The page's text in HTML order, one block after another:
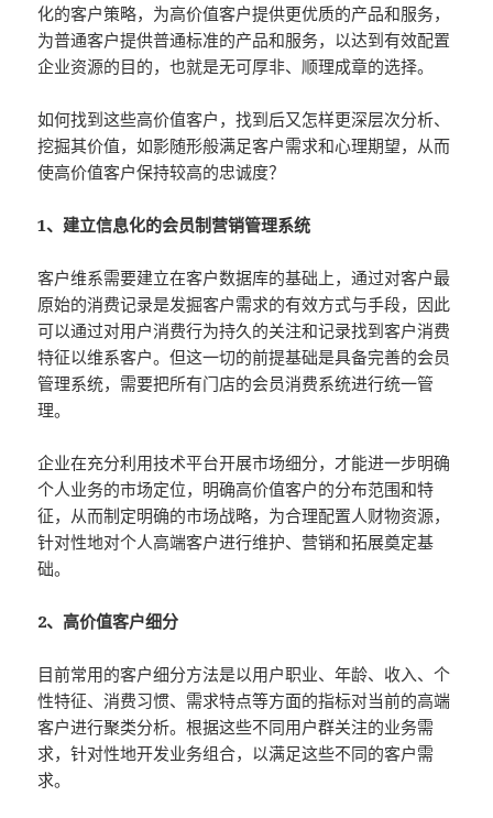
化的客户策略，为高价值客户提供更优质的产品和服务，
为普通客户提供普通标准的产品和服务，以达到有效配置
企业资源的目的，也就是无可厚非、顺理成章的选择。
如何找到这些高价值客户，找到后又怎样更深层次分析、
挖掘其价值，如影随形般满足客户需求和心理期望，从而
使高价值客户保持较高的忠诚度？
1、建立信息化的会员制营销管理系统
客户维系需要建立在客户数据库的基础上，通过对客户最
原始的消费记录是发掘客户需求的有效方式与手段，因此
可以通过对用户消费行为持久的关注和记录找到客户消费
特征以维系客户。但这一切的前提基础是具备完善的会员
管理系统，需要把所有门店的会员消费系统进行统一管
理。
企业在充分利用技术平台开展市场细分，才能进一步明确
个人业务的市场定位，明确高价值客户的分布范围和特
征，从而制定明确的市场战略，为合理配置人财物资源，
针对性地对个人高端客户进行维护、营销和拓展奠定基
础。
2、高价值客户细分
目前常用的客户细分方法是以用户职业、年龄、收入、个
性特征、消费习惯、需求特点等方面的指标对当前的高端
客户进行聚类分析。根据这些不同用户群关注的业务需
求，针对性地开发业务组合，以满足这些不同的客户需
求。